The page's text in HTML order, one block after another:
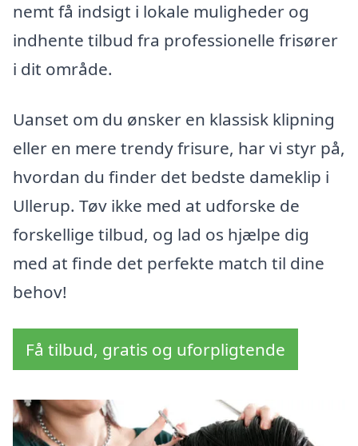
nemt få indsigt i lokale muligheder og
indhente tilbud fra professionelle frisører
i dit område.
Uanset om du ønsker en klassisk klipning
eller en mere trendy frisure, har vi styr på,
hvordan du finder det bedste dameklip i
Ullerup. Tøv ikke med at udforske de
forskellige tilbud, og lad os hjælpe dig
med at finde det perfekte match til dine
behov!
Få tilbud, gratis og uforpligtende